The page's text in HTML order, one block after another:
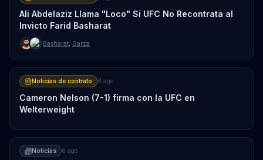
Ali Abdelaziz Llama "Loco" Si UFC No Recontrata al
Invicto Farid Basharat
Basharat Garza
Noticias de contrato 6 ago
Cameron Nelson (7-1) firma con la UFC en
Welterweight
Noticias 6 ago